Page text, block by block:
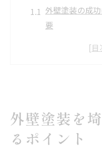
外壁塗装の成
要
埼玉県の外壁
方法
悪質業者を避ける
外壁塗装を
るポイント